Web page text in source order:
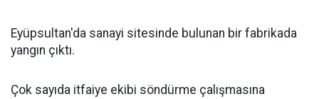
Eyüpsultan'da sanayi sitesinde bulunan bir fabrikada
yangın çıktı.
Çok sayıda itfaiye ekibi söndürme çalışmasına